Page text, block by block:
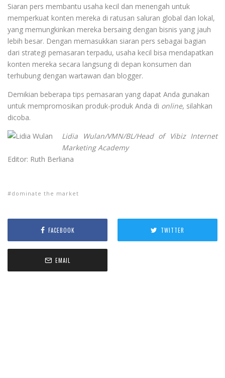
Siaran pers membantu usaha kecil dan menengah untuk
memperkuat konten mereka di ratusan saluran global dan lokal,
yang memungkinkan mereka bersaing dengan bisnis yang jauh
lebih besar. Dengan memasukkan siaran pers sebagai bagian
dari strategi pemasaran terpadu, usaha kecil bisa mendapatkan
konten mereka secara langsung di depan konsumen dan
terhubung dengan wartawan dan blogger.
Demikian beberapa tips pemasaran yang dapat Anda gunakan
untuk mempromosikan produk-produk Anda di online, silahkan
dicoba.
Lidia Wulan/VMN/BL/Head of Vibiz Internet
Marketing Academy
Editor: Ruth Berliana
dominate the market
FACEBOOK TWITTER
EMAIL